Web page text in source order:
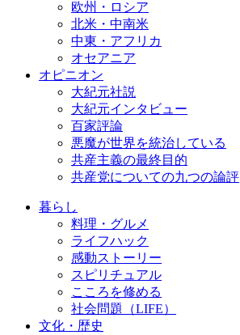
欧州・ロシア
北米・中南米
中東・アフリカ
オセアニア
オピニオン
大紀元社説
大紀元インタビュー
百家評論
悪魔が世界を統治している
共産主義の最終目的
共産党についての九つの論評
暮らし
料理・グルメ
ライフハック
感動ストーリー
スピリチュアル
こころを修める
社会問題（LIFE）
文化・歴史